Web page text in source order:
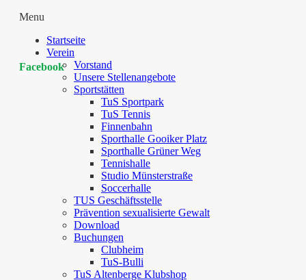
Menu
Startseite
Verein
Vorstand
Unsere Stellenangebote
Sportstätten
TuS Sportpark
TuS Tennis
Finnenbahn
Sporthalle Gooiker Platz
Sporthalle Grüner Weg
Tennishalle
Studio Münsterstraße
Soccerhalle
TUS Geschäftsstelle
Prävention sexualisierte Gewalt
Download
Buchungen
Clubheim
TuS-Bulli
TuS Altenberge Klubshop
Facebook